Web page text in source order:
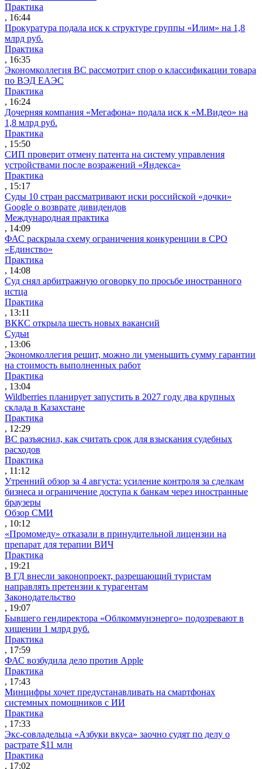
Практика
, 16:44
Прокуратура подала иск к структуре группы «Илим» на 1,8
млрд руб.
Практика
, 16:35
Экономколлегия ВС рассмотрит спор о классификации товара
по ВЭД ЕАЭС
Практика
, 16:24
Дочерняя компания «Мегафона» подала иск к «М.Видео» на
1,8 млрд руб.
Практика
, 15:50
СИП проверит отмену патента на систему управления
устройствами после возражений «Яндекса»
Практика
, 15:17
Суды 10 стран рассматривают иски российской «дочки»
Google о возврате дивидендов
Международная практика
, 14:09
ФАС раскрыла схему ограничения конкуренции в СРО
«Единство»
Практика
, 14:08
Суд снял арбитражную оговорку по просьбе иностранного
истца
Практика
, 13:11
ВККС открыла шесть новых вакансий
Судьи
, 13:06
Экономколлегия решит, можно ли уменьшить сумму гарантии
на стоимость выполненных работ
Практика
, 13:04
Wildberries планирует запустить в 2027 году два крупных
склада в Казахстане
Практика
, 12:29
ВС разъяснил, как считать срок для взыскания судебных
расходов
Практика
, 11:12
Утренний обзор за 4 августа: усиление контроля за сделкам
бизнеса и ограничение доступа к банкам через иностранные
браузеры
Обзор СМИ
, 10:12
«Промомеду» отказали в принудительной лицензии на
препарат для терапии ВИЧ
Практика
, 19:21
В ГД внесли законопроект, разрешающий туристам
направлять претензии к турагентам
Законодательство
, 19:07
Бывшего гендиректора «Облкоммунэнерго» подозревают в
хищении 1 млрд руб.
Практика
, 17:59
ФАС возбудила дело против Apple
Практика
, 17:43
Минцифры хочет предустанавливать на смартфонах
системных помощников с ИИ
Практика
, 17:33
Экс-совладельца «Азбуки вкуса» заочно судят по делу о
растрате $11 млн
Практика
, 17:02